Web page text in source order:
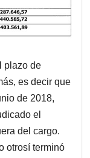
plazo de
es decir que
de 2018,
el
del cargo.
otrosí terminó